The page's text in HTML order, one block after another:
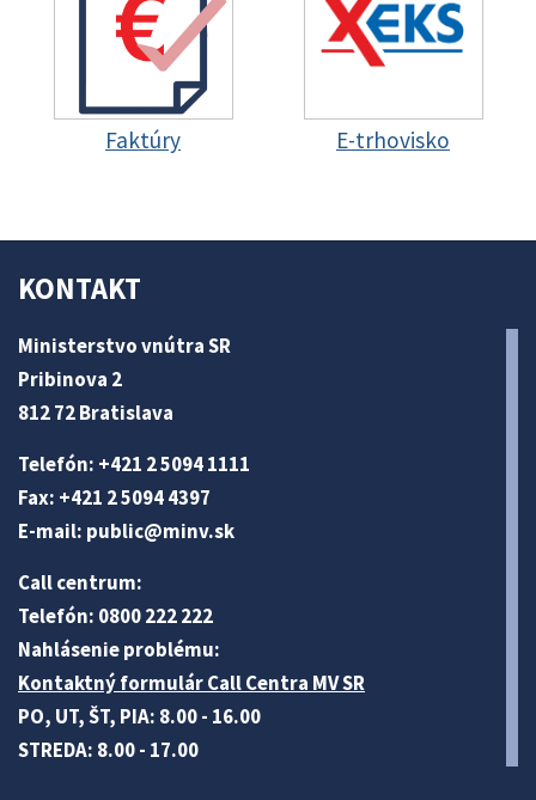
Faktúry E-trhovisko
KONTAKT
Ministerstvo vnútra SR
Pribinova 2
812 72 Bratislava
Telefón: +421 2 5094 1111
Fax: +421 2 5094 4397
E-mail: public@minv.sk
Call centrum:
Telefón: 0800 222 222
Nahlásenie problému:
Kontaktný formulár Call Centra MV SR
PO, UT, ŠT, PIA: 8.00 - 16.00
STREDA: 8.00 - 17.00